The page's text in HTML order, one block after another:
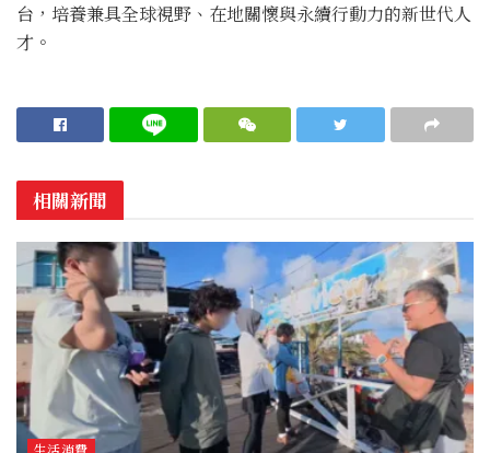
台，培養兼具全球視野、在地關懷與永續行動力的新世代人
才。
相關新聞